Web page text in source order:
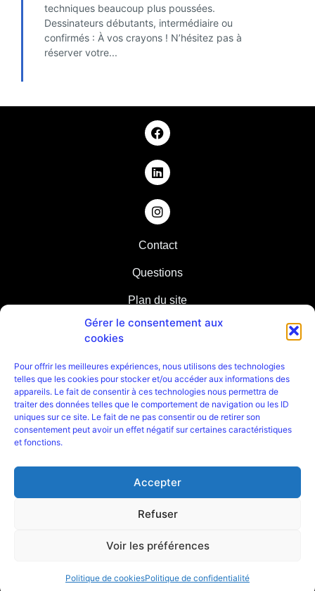
Gérer le consentement aux
cookies
Pour offrir les meilleures expériences, nous utilisons des technologies
telles que les cookies pour stocker et/ou accéder aux informations des
appareils. Le fait de consentir à ces technologies nous permettra de
traiter des données telles que le comportement de navigation ou les ID
uniques sur ce site. Le fait de ne pas consentir ou de retirer son
consentement peut avoir un effet négatif sur certaines caractéristiques
et fonctions.
Accepter
Refuser
Voir les préférences
Politique de cookiesPolitique de confidentialité
techniques beaucoup plus poussées.
Dessinateurs débutants, intermédiaire ou
confirmés : À vos crayons ! N’hésitez pas à
réserver votre...
Contact
Questions
Plan du site
Partenaires
/Politique de confidentialité